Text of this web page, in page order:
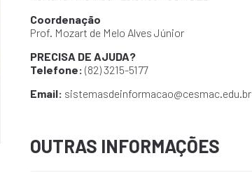
Coordenação
Prof. Mozart de Melo Alves Júnior
PRECISA DE AJUDA?
Telefone: (82) 3215-5177
Email: sistemasdeinformacao@cesmac.edu.br
OUTRAS INFORMAÇÕES